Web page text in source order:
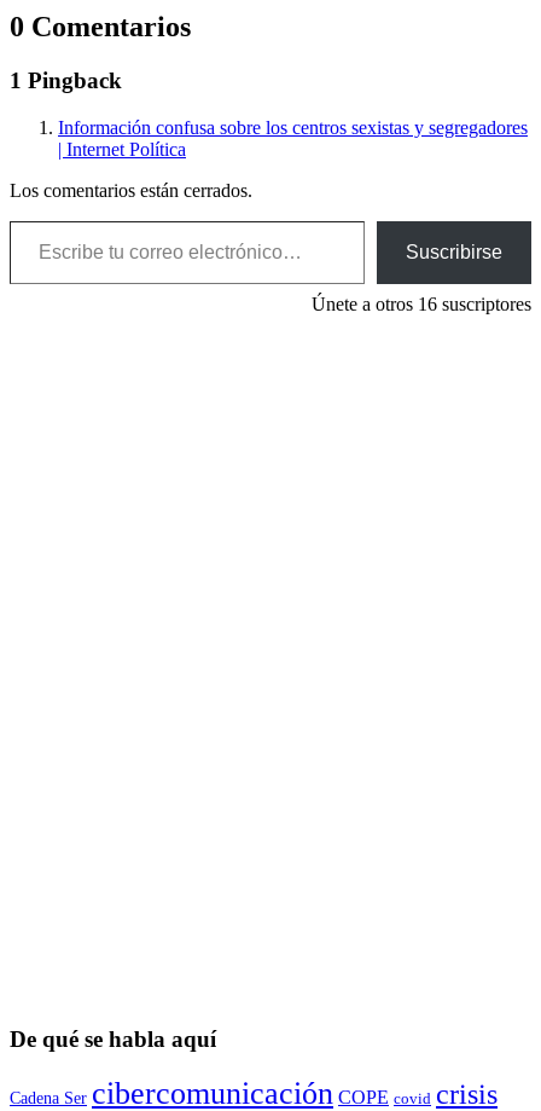
0 Comentarios
1 Pingback
Información confusa sobre los centros sexistas y segregadores
| Internet Política
Los comentarios están cerrados.
Escribe tu correo electrónico…
Suscribirse
Únete a otros 16 suscriptores
De qué se habla aquí
Cadena Ser cibercomunicación COPE covid crisis